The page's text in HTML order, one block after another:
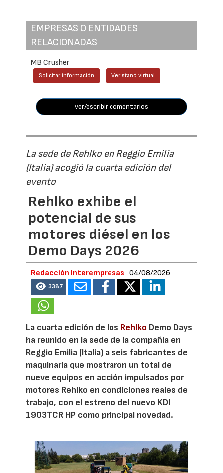
EMPRESAS O ENTIDADES
RELACIONADAS
MB Crusher
Solicitar información Ver stand virtual
ver/escribir comentarios
La sede de Rehlko en Reggio Emilia
(Italia) acogió la cuarta edición del
evento
Rehlko exhibe el
potencial de sus
motores diésel en los
Demo Days 2026
Redacción Interempresas 04/08/2026
3387
La cuarta edición de los Rehlko Demo Days
ha reunido en la sede de la compañía en
Reggio Emilia (Italia) a seis fabricantes de
maquinaria que mostraron un total de
nueve equipos en acción impulsados por
motores Rehlko en condiciones reales de
trabajo, con el estreno del nuevo KDI
1903TCR HP como principal novedad.